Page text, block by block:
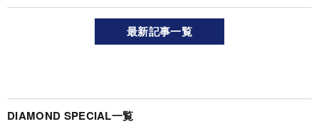
最新記事一覧
DIAMOND SPECIAL一覧